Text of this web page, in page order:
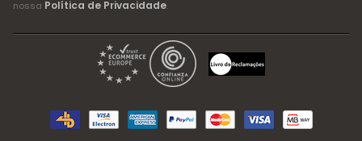
nossa Política de Privacidade.